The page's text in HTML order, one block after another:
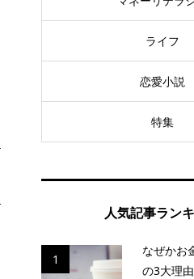
ライフ
恋愛小説
特集
人気記事ラン
1
なぜかお
の3大理